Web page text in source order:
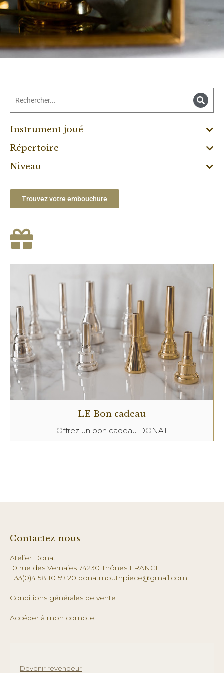
Instrument joué
Répertoire
Niveau
Trouvez votre embouchure
LE Bon cadeau
Offrez un bon cadeau DONAT
Contactez-nous
Atelier Donat
10 rue des Vernaies 74230 Thônes FRANCE
+33(0)4 58 10 59 20 donatmouthpiece@gmail.com
Conditions générales de vente
Accéder à mon compte
Devenir revendeur